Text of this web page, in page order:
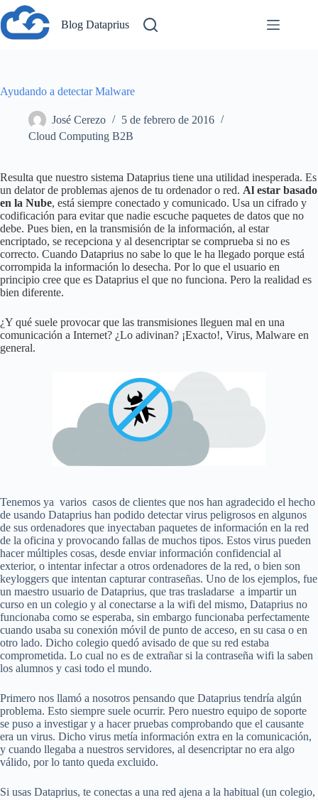
Saltar
al
contenido
Blog Dataprius
Ayudando a detectar Malware
José Cerezo
5 de febrero de 2016
Cloud Computing B2B
Resulta que nuestro sistema Dataprius tiene una utilidad inesperada. Es
un delator de problemas ajenos de tu ordenador o red. Al estar basado
en la Nube, está siempre conectado y comunicado. Usa un cifrado y
codificación para evitar que nadie escuche paquetes de datos que no
debe. Pues bien, en la transmisión de la información, al estar
encriptado, se recepciona y al desencriptar se comprueba si no es
correcto. Cuando Dataprius no sabe lo que le ha llegado porque está
corrompida la información lo desecha. Por lo que el usuario en
principio cree que es Dataprius el que no funciona. Pero la realidad es
bien diferente.
¿Y qué suele provocar que las transmisiones lleguen mal en una
comunicación a Internet? ¿Lo adivinan? ¡Exacto!, Virus, Malware en
general.
Tenemos ya varios casos de clientes que nos han agradecido el hecho
de usando Dataprius han podido detectar virus peligrosos en algunos
de sus ordenadores que inyectaban paquetes de información en la red
de la oficina y provocando fallas de muchos tipos. Estos virus pueden
hacer múltiples cosas, desde enviar información confidencial al
exterior, o intentar infectar a otros ordenadores de la red, o bien son
keyloggers que intentan capturar contraseñas. Uno de los ejemplos, fue
un maestro usuario de Dataprius, que tras trasladarse a impartir un
curso en un colegio y al conectarse a la wifi del mismo, Dataprius no
funcionaba como se esperaba, sin embargo funcionaba perfectamente
cuando usaba su conexión móvil de punto de acceso, en su casa o en
otro lado. Dicho colegio quedó avisado de que su red estaba
comprometida. Lo cual no es de extrañar si la contraseña wifi la saben
los alumnos y casi todo el mundo.
Primero nos llamó a nosotros pensando que Dataprius tendría algún
problema. Esto siempre suele ocurrir. Pero nuestro equipo de soporte
se puso a investigar y a hacer pruebas comprobando que el causante
era un virus. Dicho virus metía información extra en la comunicación,
y cuando llegaba a nuestros servidores, al desencriptar no era algo
válido, por lo tanto queda excluido.
Si usas Dataprius, te conectas a una red ajena a la habitual (un colegio,